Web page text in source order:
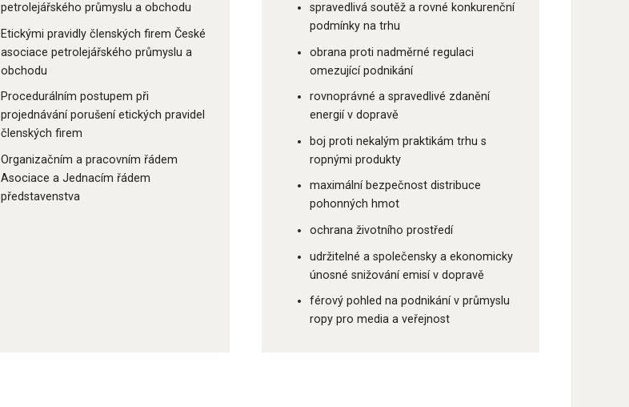
petrolejářského průmyslu a obchodu
Etickými pravidly členských firem České
asociace petrolejářského průmyslu a
obchodu
Procedurálním postupem při
projednávání porušení etických pravidel
členských firem
Organizačním a pracovním řádem
Asociace a Jednacím řádem
představenstva
spravedlivá soutěž a rovné konkurenční
podmínky na trhu
obrana proti nadměrné regulaci
omezující podnikání
rovnoprávné a spravedlivé zdanění
energií v dopravě
boj proti nekalým praktikám trhu s
ropnými produkty
maximální bezpečnost distribuce
pohonných hmot
ochrana životního prostředí
udržitelné a společensky a ekonomicky
únosné snižování emisí v dopravě
férový pohled na podnikání v průmyslu
ropy pro media a veřejnost